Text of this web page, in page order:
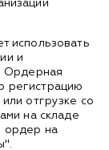
использовать
и
Ордерная
регистрацию
отгрузке со
на складе
ордер на